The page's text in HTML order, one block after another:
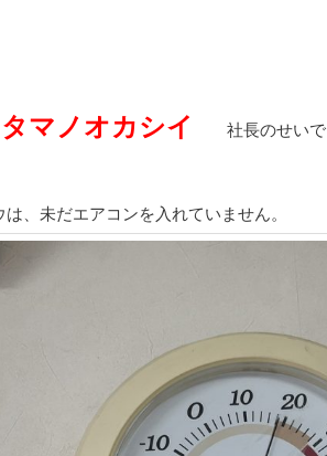
マノオカシイ 社長のせいで
、未だエアコンを入れていません。